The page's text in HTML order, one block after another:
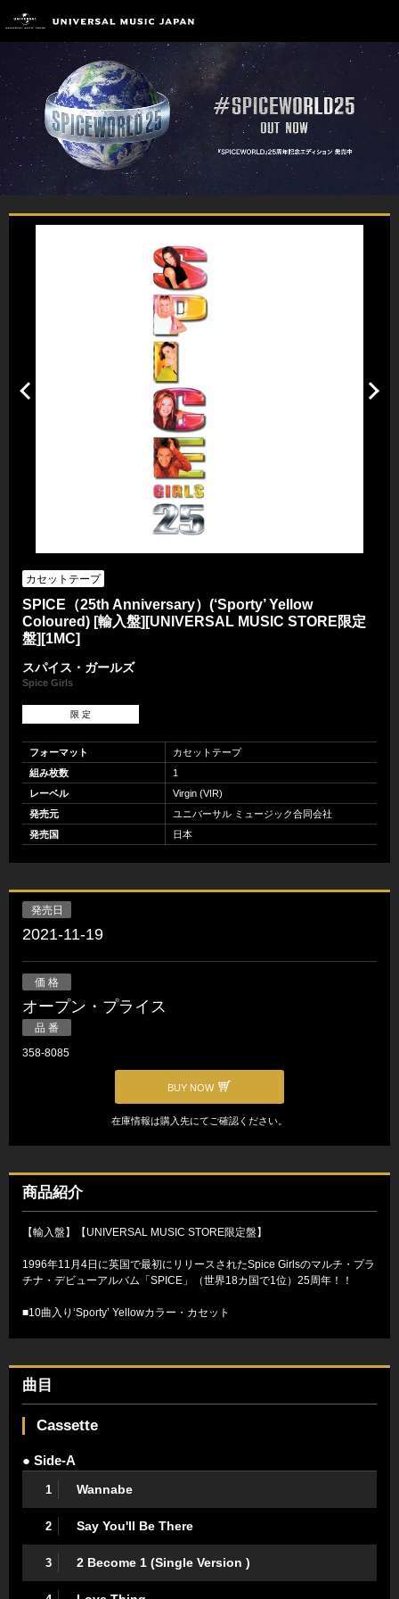
カセットテープ
SPICE（25th Anniversary）(‘Sporty’ Yellow
Coloured) [輸入盤][UNIVERSAL MUSIC STORE限定
盤][1MC]
スパイス・ガールズ
Spice Girls
限 定
フォーマット
カセットテープ
組み枚数
1
レーベル
Virgin (VIR)
発売元
ユニバーサル ミュージック合同会社
発売国
日本
発売日
2021-11-19
価 格
オープン・プライス
品 番
358-8085
BUY NOW
在庫情報は購入先にてご確認ください。
商品紹介
【輸入盤】【UNIVERSAL MUSIC STORE限定盤】
1996年11月4日に英国で最初にリリースされたSpice Girlsのマルチ・プラ
チナ・デビューアルバム「SPICE」（世界18カ国で1位）25周年！！
■10曲入り‘Sporty’ Yellowカラー・カセット
曲目
Cassette
● Side-A
1 Wannabe
2 Say You'll Be There
3 2 Become 1 (Single Version )